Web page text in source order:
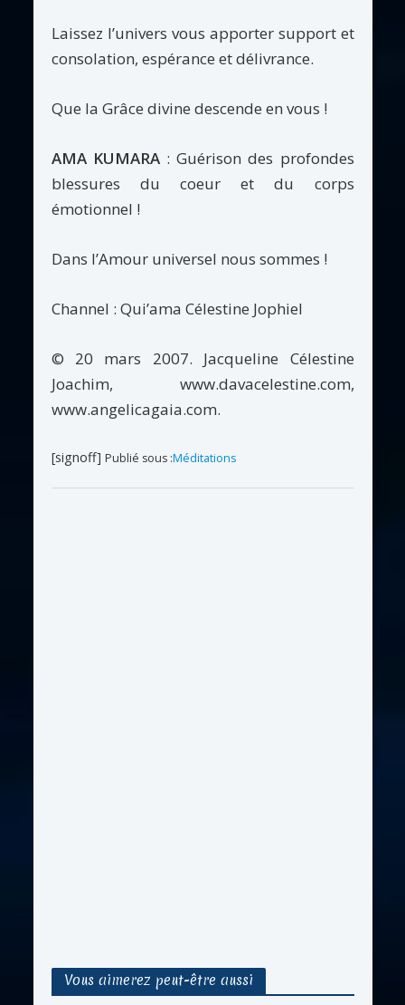
Laissez l’univers vous apporter support et
consolation, espérance et délivrance.
Que la Grâce divine descende en vous !
AMA KUMARA: Guérison des profondes
blessures du coeur et du corps
émotionnel !
Dans l’Amour universel nous sommes !
Channel : Qui’ama Célestine Jophiel
© 20 mars 2007. Jacqueline Célestine
Joachim, www.davacelestine.com,
www.angelicagaia.com.
[signoff] Publié sous :Méditations
Vous aimerez peut-être aussi